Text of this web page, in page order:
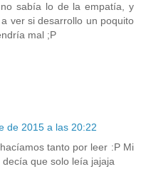
sabía lo de la empatía, y
ver si desarrollo un poquito
mal ;P
de 2015 a las 20:22
tanto por leer :P Mi
que solo leía jajaja